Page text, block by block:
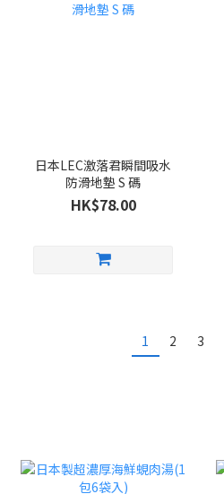
日本LEC激落君瞬間吸水
防滑地墊 S 碼
HK$78.00
1 2 3